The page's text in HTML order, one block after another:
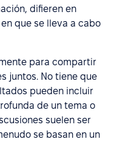
difieren en
que se lleva a cabo
para compartir
juntos. No tiene que
pueden incluir
de un tema o
suelen ser
se basan en un